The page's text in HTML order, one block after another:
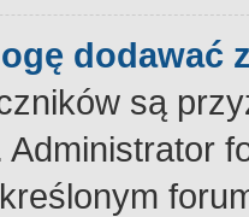
dodawać
są